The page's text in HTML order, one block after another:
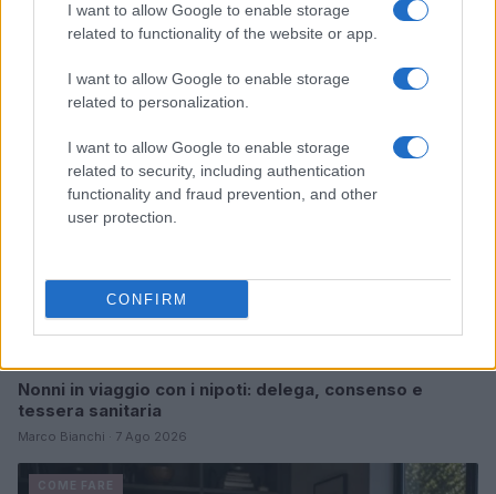
I want to allow Google to enable storage
related to functionality of the website or app.
I want to allow Google to enable storage
related to personalization.
I want to allow Google to enable storage
related to security, including authentication
functionality and fraud prevention, and other
user protection.
CONFIRM
Continua a leggere
COME FARE
Nonni in viaggio con i nipoti: delega, consenso e
tessera sanitaria
Marco Bianchi · 7 Ago 2026